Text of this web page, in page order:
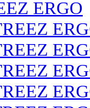
ERGO